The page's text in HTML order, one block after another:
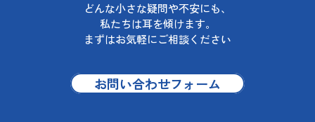
ジとの間でやり取りする小さな情報ファイル
のことをいいます。WebビーコンとはCookie
と一緒に機能し、ご本人のコンピュータから
覧状況等に関する統計を取ることができる技
術です。
どんな小さな疑問や不安にも、
私たちは耳を傾けます。
まずはお気軽にご相談ください
お問い合わせフォーム